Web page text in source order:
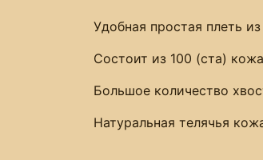
Удобная простая плеть
Состоит из 100 (ста)
Большое количество
Натуральная телячья